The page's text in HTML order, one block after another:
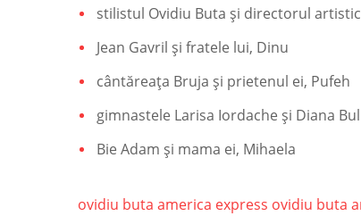
stilistul Ovidiu Buta și directorul
Jean Gavril și fratele lui, Dinu
cântăreața Bruja și prietenul ei, Pufeh
gimnastele Larisa Iordache și Diana
Bie Adam și mama ei, Mihaela
ovidiu buta america express ovidiu buta